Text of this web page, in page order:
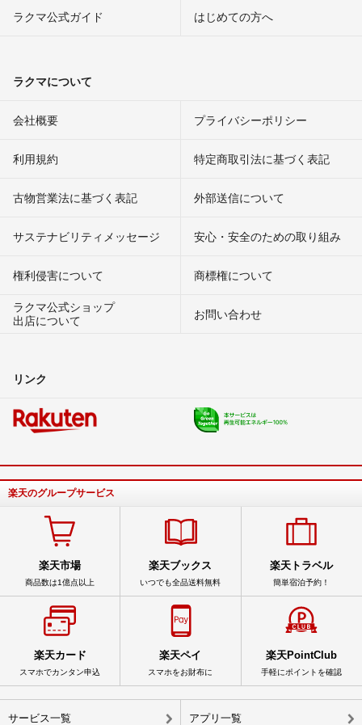
ラクマ公式ガイド はじめての方へ
ラクマについて
会社概要 プライバシーポリシー
利用規約 特定商取引法に基づく表記
古物営業法に基づく表記 外部送信について
サステナビリティメッセージ 安心・安全のための取り組み
権利侵害について
商標権について
ラクマ公式ショップ
出店について
お問い合わせ
リンク
楽天のグループサービス
楽天市場
商品数は1億点以上
楽天ブックス
いつでも全品送料無料
楽天トラベル
簡単宿泊予約！
楽天カード
スマホでカンタン申込
楽天ペイ
スマホをお財布に
楽天PointClub
手軽にポイントを確認
サービス一覧 アプリ一覧